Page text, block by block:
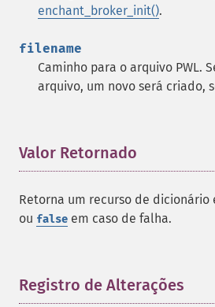
enchant_broker_init().
filename
Caminho para o arquivo PWL.
arquivo, um novo será criado,
Valor Retornado
Retorna um recurso de dicionário
ou false em caso de falha.
Registro de Alterações